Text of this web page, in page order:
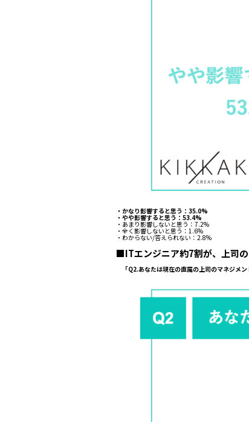
・かなり影響すると思う：35.0%
・やや影響すると思う：53.4%
・あまり影響しないと思う：7.2%
・全く影響しないと思う：1.6%
・わからない/答えられない：2.8%
■ITエンジニア約7割が、上司の
「Q2.あなたは現在の直属の上司のマネジメン